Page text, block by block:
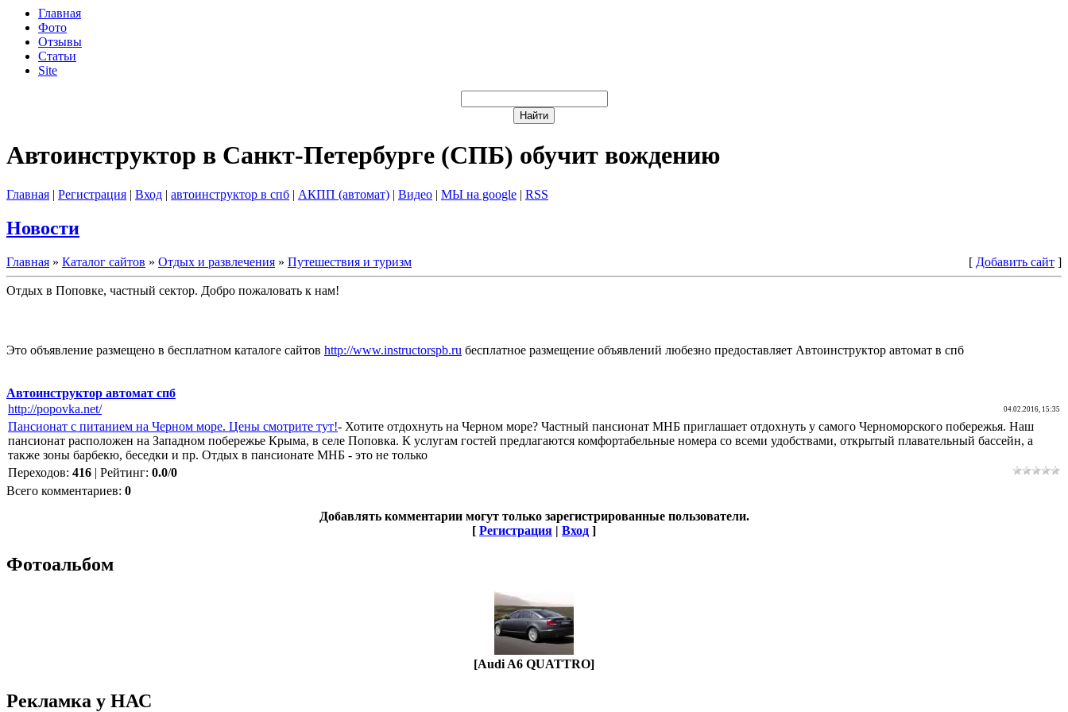
Главная
Фото
Отзывы
Статьи
Site
Автоинструктор в Санкт-Петербурге (СПБ) обучит вождению
Главная | Регистрация | Вход | автоинструктор в спб | АКПП (автомат) | Видео | МЫ на google | RSS
Новости
Главная » Каталог сайтов » Отдых и развлечения » Путешествия и туризм [ Добавить сайт ]
Отдых в Поповке, частный сектор. Добро пожаловать к нам!
Это объявление размещено в бесплатном каталоге сайтов http://www.instructorspb.ru бесплатное размещение объявлений любезно предоставляет Автоинструктор автомат в спб
Автоинструктор автомат спб
http://popovka.net/
04.02.2016, 15:35
Пансионат с питанием на Черном море. Цены смотрите тут!- Хотите отдохнуть на Черном море? Частный пансионат МНБ приглашает отдохнуть у самого Черноморского побережья. Наш
пансионат расположен на Западном побережье Крыма, в селе Поповка. К услугам гостей предлагаются комфортабельные номера со всеми удобствами, открытый плавательный бассейн, а
также зоны барбекю, беседки и пр. Отдых в пансионате МНБ - это не только
Переходов: 416 | Рейтинг: 0.0/0
Всего комментариев: 0
Добавлять комментарии могут только зарегистрированные пользователи.
[ Регистрация | Вход ]
Фотоальбом
[Audi A6 QUATTRO]
Рекламка у НАС